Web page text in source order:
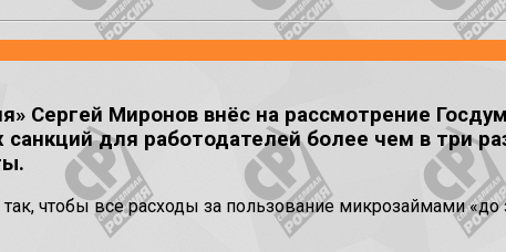
Сергей Миронов внёс на рассмотрение
для работодателей более чем в три
чтобы все расходы за пользование микрозаймами